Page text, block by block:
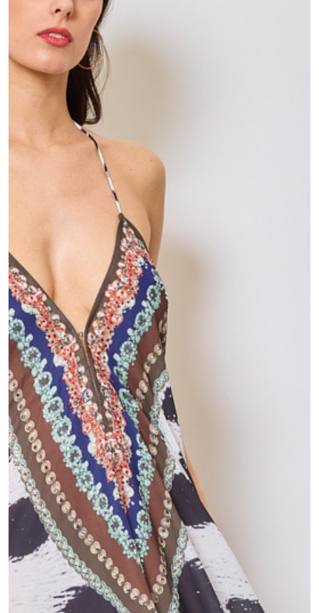
MOJE KONTO